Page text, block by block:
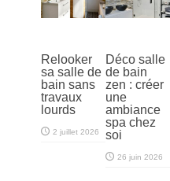
Relooker
sa salle de
bain sans
travaux
lourds
2 juillet 2026
Déco salle
de bain
zen : créer
une
ambiance
spa chez
soi
26 juin 2026